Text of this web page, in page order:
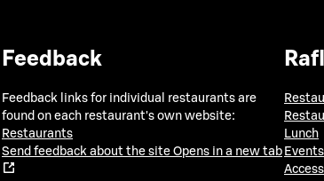
Feedback
Feedback links for individual restaurants are
found on each restaurant's own website:
Restaurants
Send feedback about the site Opens in a new tab
Lunch
Events